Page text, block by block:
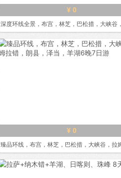
¥ 0
深度环线全景，布宫，林芝，巴松措，大峡谷
¥ 0
臻品环线，布宫，林芝，巴松措，大峡谷，拉